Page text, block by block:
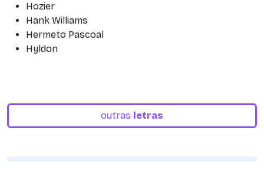
Hozier
Hank Williams
Hermeto Pascoal
Hyldon
outras letras